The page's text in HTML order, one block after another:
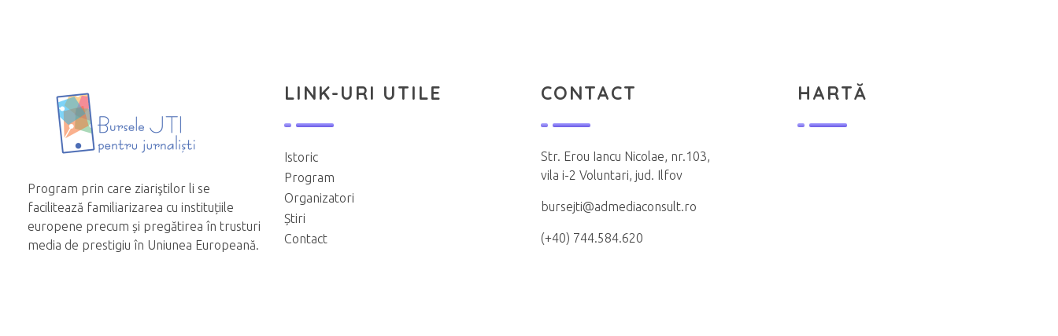
Program prin care ziariştilor li se
facilitează familiarizarea cu instituțiile
europene precum și pregătirea în trusturi
media de prestigiu în Uniunea Europeană.
LINK-URI UTILE
Istoric
Program
Organizatori
Știri
Contact
CONTACT
Str. Erou Iancu Nicolae, nr.103,
vila i-2 Voluntari, jud. Ilfov
bursejti@admediaconsult.ro
(+40) 744.584.620
HARTĂ